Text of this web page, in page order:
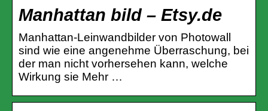
Manhattan bild – Etsy.de
Manhattan-Leinwandbilder von Photowall
sind wie eine angenehme Überraschung, bei
der man nicht vorhersehen kann, welche
Wirkung sie Mehr …